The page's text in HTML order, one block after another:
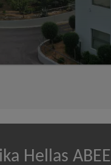
Hellas ABEE